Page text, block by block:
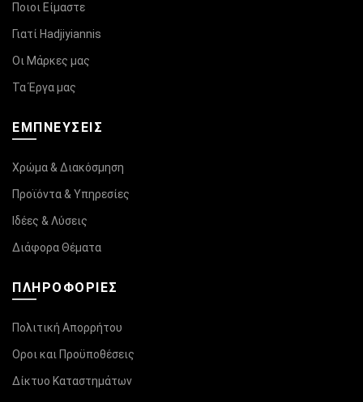
Ποιοι Είμαστε
Γιατί Hadjiyiannis
Οι Μάρκες μας
Τα Έργα μας
ΕΜΠΝΕΥΣΕΙΣ
Χρώμα & Διακόσμηση
Προϊόντα & Υπηρεσίες
Ιδέες & Λύσεις
Διάφορα Θέματα
ΠΛΗΡΟΦΟΡΊΕΣ
Πολιτική Απορρήτου
Οροι και Προϋποθέσεις
Δίκτυο Καταστημάτων